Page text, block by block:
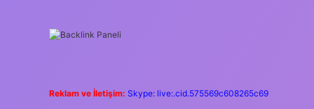
Reklam ve İletişim: Skype: live:.cid.575569c608265c69